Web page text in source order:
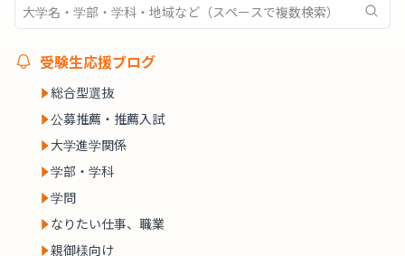
受験生応援ブログ
総合型選抜
公募推薦・推薦入試
大学進学関係
学部・学科
学問
なりたい仕事、職業
親御様向け